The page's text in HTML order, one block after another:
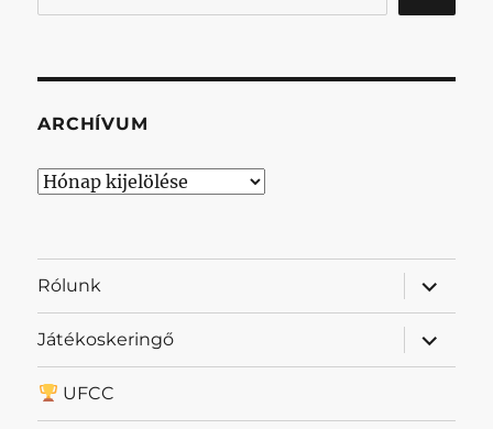
ARCHÍVUM
Archívum
Rólunk
almenü
Játékoskeringő
almenü
UFCC